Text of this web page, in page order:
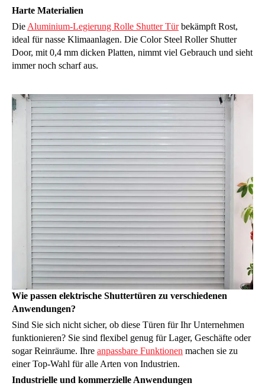
Harte Materialien
Die Aluminium-Legierung Rolle Shutter Türbekämpft Rost,
ideal für nasse Klimaanlagen. Die Color Steel Roller Shutter
Door, mit 0,4 mm dicken Platten, nimmt viel Gebrauch und sieht
immer noch scharf aus.
Wie passen elektrische Shuttertüren zu verschiedenen
Anwendungen?
Sind Sie sich nicht sicher, ob diese Türen für Ihr Unternehmen
funktionieren? Sie sind flexibel genug für Lager, Geschäfte oder
sogar Reinräume. Ihre anpassbare Funktionen machen sie zu
einer Top-Wahl für alle Arten von Industrien.
Industrielle und kommerzielle Anwendungen